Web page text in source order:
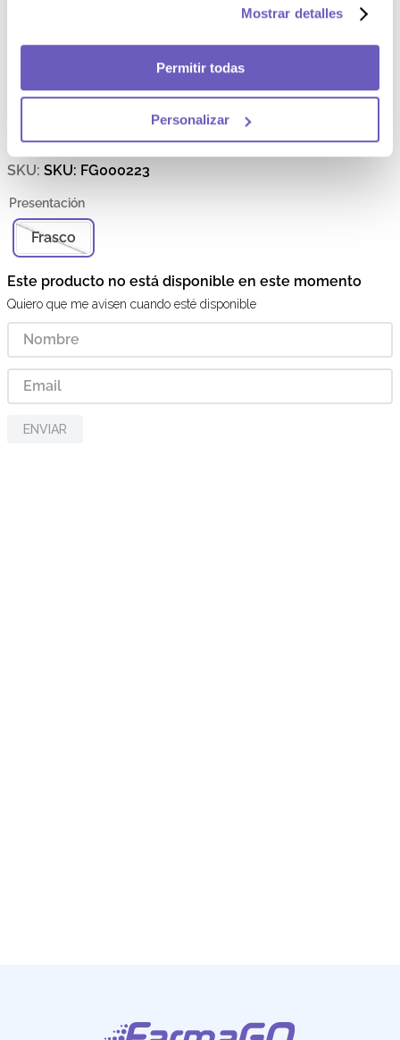
Mostrar detalles
Permitir todas
Personalizar
Todos
Cargando comentarios…
Electrolight sabor Fresa
sabor Fresa - Frasco 800 mL
SKU: FG000223
Frasco
Este producto no está disponible en este momento
Quiero que me avisen cuando esté disponible
ENVIAR